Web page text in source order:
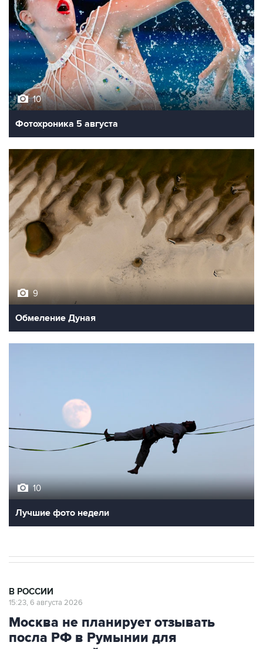
10
Фотохроника 5 августа
9
Обмеление Дуная
10
Лучшие фото недели
В РОССИИ
15:23, 6 августа 2026
Москва не планирует отзывать
посла РФ в Румынии для